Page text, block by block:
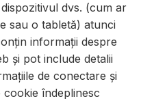
dvs. (cum ar
sau o tabletă) atunci
informații despre
și pot include detalii
de conectare și
îndeplinesc